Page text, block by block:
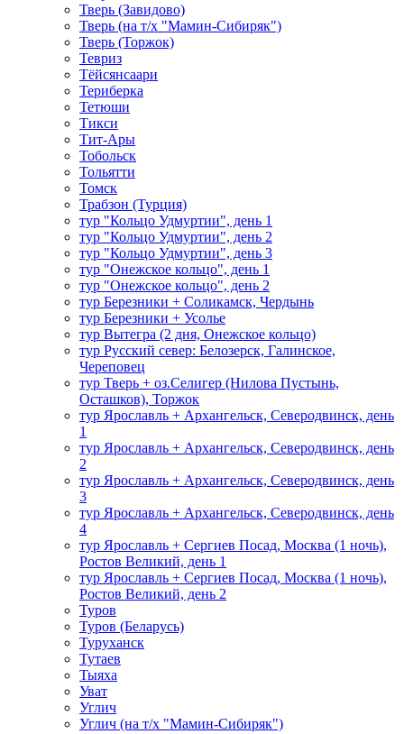
Тверь (Завидово)
Тверь (на т/х "Мамин-Сибиряк")
Тверь (Торжок)
Тевриз
Тёйсянсаари
Териберка
Тетюши
Тикси
Тит-Ары
Тобольск
Тольятти
Томск
Трабзон (Турция)
тур "Кольцо Удмуртии", день 1
тур "Кольцо Удмуртии", день 2
тур "Кольцо Удмуртии", день 3
тур "Онежское кольцо", день 1
тур "Онежское кольцо", день 2
тур Березники + Соликамск, Чердынь
тур Березники + Усолье
тур Вытегра (2 дня, Онежское кольцо)
тур Русский север: Белозерск, Галинское,
Череповец
тур Тверь + оз.Селигер (Нилова Пустынь,
Осташков), Торжок
тур Ярославль + Архангельск, Северодвинск, день
1
тур Ярославль + Архангельск, Северодвинск, день
2
тур Ярославль + Архангельск, Северодвинск, день
3
тур Ярославль + Архангельск, Северодвинск, день
4
тур Ярославль + Сергиев Посад, Москва (1 ночь),
Ростов Великий, день 1
тур Ярославль + Сергиев Посад, Москва (1 ночь),
Ростов Великий, день 2
Туров
Туров (Беларусь)
Туруханск
Тутаев
Тыяха
Уват
Углич
Углич (на т/х "Мамин-Сибиряк")